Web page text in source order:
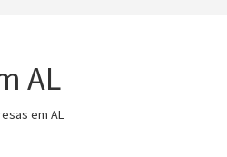
AL
em AL